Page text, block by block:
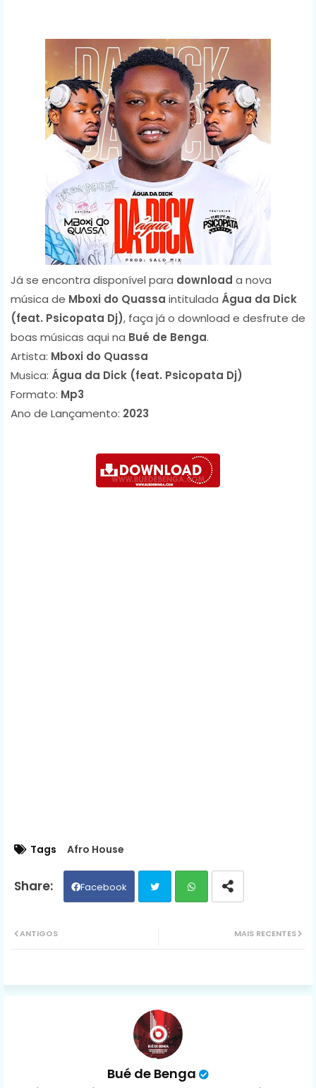
Já se encontra disponível para download a nova
música de Mboxi do Quassa intitulada Água da Dick
(feat. Psicopata Dj), faça já o download e desfrute de
boas músicas aqui na Bué de Benga.
Artista: Mboxi do Quassa
Musica: Água da Dick (feat. Psicopata Dj)
Formato: Mp3
Ano de Lançamento: 2023
Tags Afro House
Facebook
ap
MAIS RECENTES
ANTIGOS
Bué de Benga